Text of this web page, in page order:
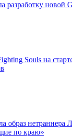
разработку новой
Souls на
образ нетраннера
по краю»